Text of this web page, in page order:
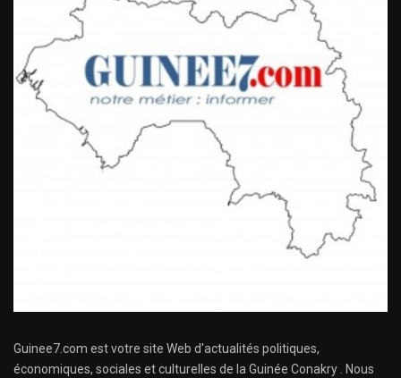
Guinee7.com est votre site Web d'actualités politiques,
économiques, sociales et culturelles de la Guinée Conakry . Nous